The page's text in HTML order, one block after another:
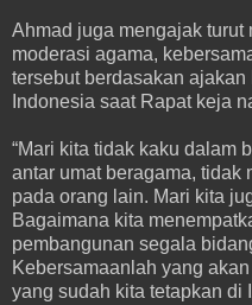
Ahmad juga mengajak turut
moderasi agama,
tersebut berdasakan
Indonesia saat Rapat keja
“Mari kita tidak kaku dalam
antar umat beragama, tidak
pada orang lain. Mari kita
Bagaimana kita
pembangunan segala
Kebersamaanlah yang
yang sudah kita tetapkan di